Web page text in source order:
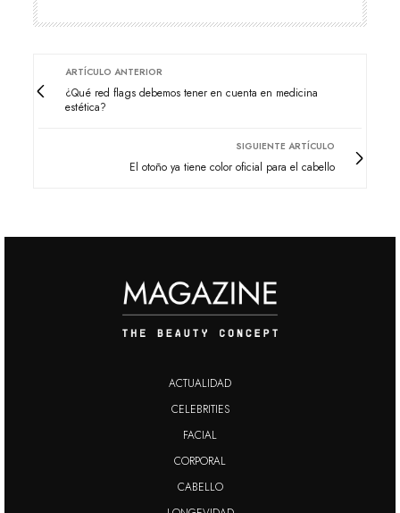
ARTÍCULO ANTERIOR
¿Qué red flags debemos tener en cuenta en medicina
estética?
SIGUIENTE ARTÍCULO
El otoño ya tiene color oficial para el cabello
ACTUALIDAD
CELEBRITIES
FACIAL
CORPORAL
CABELLO